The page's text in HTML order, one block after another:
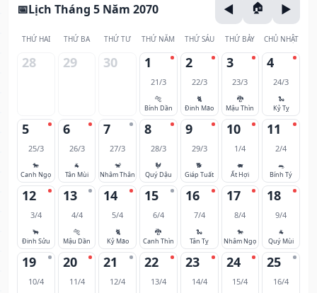
Lịch Tháng 5 Năm 2070
THỨ HAI THỨ BA THỨ TƯ THỨ NĂM THỨ SÁU THỨ BẢY CHỦ NHẬT
28 29 30 1
21/3
🐅
Bính Dần
2
22/3
🐈
Đinh Mão
3
23/3
🐉
Mậu Thìn
4
24/3
🐍
Kỷ Tỵ
5
25/3
🐎
Canh Ngọ
6
26/3
🐐
Tân Mùi
7
27/3
🐒
Nhâm Thân
8
28/3
🐓
Quý Dậu
9
29/3
🐕
Giáp Tuất
10
1/4
🐖
Ất Hợi
11
2/4
🐀
Bính Tý
12
3/4
🐂
Đinh Sửu
13
4/4
🐅
Mậu Dần
14
5/4
🐈
Kỷ Mão
15
6/4
🐉
Canh Thìn
16
7/4
🐍
Tân Tỵ
17
8/4
🐎
Nhâm Ngọ
18
9/4
🐐
Quý Mùi
19
10/4
20
11/4
21
12/4
22
13/4
23
14/4
24
15/4
25
16/4